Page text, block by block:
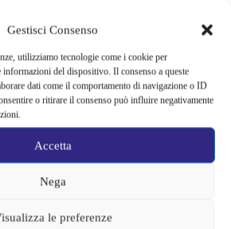
Gestisci Consenso
utilizziamo tecnologie come i cookie per
informazioni del dispositivo. Il consenso a queste
dati come il comportamento di navigazione o ID
o ritirare il consenso può influire negativamente
Accetta
Nega
le preferenze
FA TAPPA A
LO STUPORE DEI
SAPERE
TRASCORRERCI
Centrale…” sarà stato questo il messaggio
del magnifico treno superlusso Orient
Orient-Express", quando, lunedì sera, ha fatto
smartphone, hanno scattato e condiviso
commentando nei modi più svariati, da